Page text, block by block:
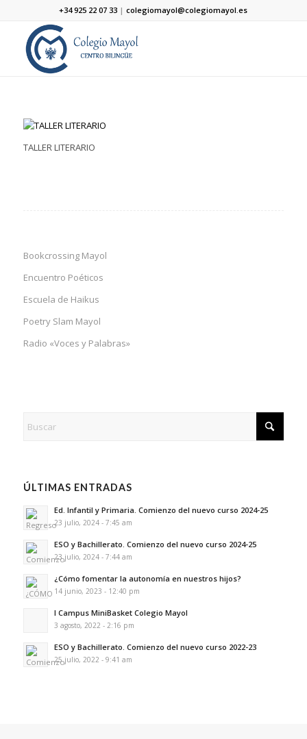
+34 925 22 07 33 |colegiomayol@colegiomayol.es
TALLER LITERARIO
Bookcrossing Mayol
Encuentro Poéticos
Escuela de Haikus
Poetry Slam Mayol
Radio «Voces y Palabras»
ÚLTIMAS ENTRADAS
Ed. Infantil y Primaria. Comienzo del nuevo curso 2024-25
23 julio, 2024 - 7:45 am
ESO y Bachillerato. Comienzo del nuevo curso 2024-25
23 julio, 2024 - 7:44 am
¿Cómo fomentar la autonomía en nuestros hijos?
14 junio, 2023 - 12:40 pm
I Campus MiniBasket Colegio Mayol
3 agosto, 2022 - 2:16 pm
ESO y Bachillerato. Comienzo del nuevo curso 2022-23
25 julio, 2022 - 9:41 am